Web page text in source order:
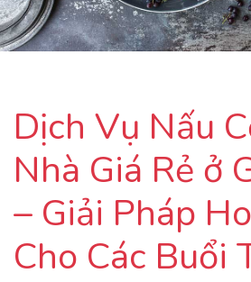
Dịch Vụ Nấu
Nhà Giá Rẻ ở
– Giải Pháp
Cho Các Buổi